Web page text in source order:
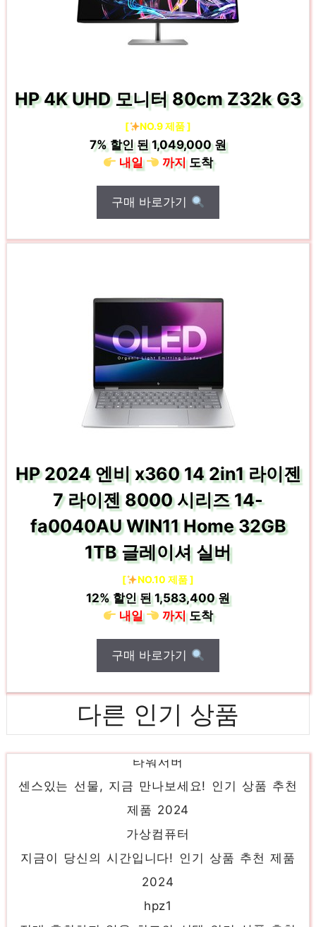
HP 4K UHD 모니터 80cm Z32k G3
[ NO.9 제품 ]
7%할인 된1,049,000 원
내일
까지도착
구매 바로가기
HP 2024 엔비 x360 14 2in1 라이젠
7 라이젠 8000 시리즈 14-
fa0040AU WIN11 Home 32GB
1TB 글레이셔 실버
[ NO.10 제품 ]
12%할인 된1,583,400 원
내일
까지도착
구매 바로가기
다른 인기 상품
타워서버
절대 후회하지 않을 최고의 선택 인기 상품 추천